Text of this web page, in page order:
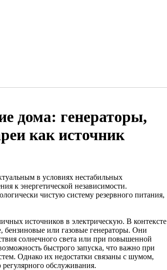
дома: генераторы,
как источник
в условиях нестабильных
к энергетической независимости.
чистую систему резервного питания,
источников в электрическую. В контексте
бензиновые или газовые генераторы. Они
солнечного света или при повышенной
быстрого запуска, что важно при
Однако их недостатки связаны с шумом,
обслуживания.